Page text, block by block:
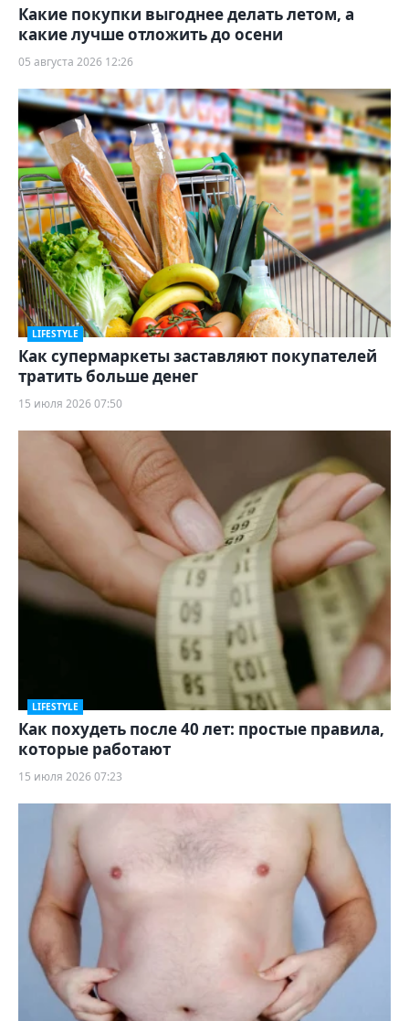
Какие покупки выгоднее делать летом, а
какие лучше отложить до осени
05 августа 2026 12:26
LIFESTYLE
Как супермаркеты заставляют покупателей
тратить больше денег
15 июля 2026 07:50
LIFESTYLE
Как похудеть после 40 лет: простые правила,
которые работают
15 июля 2026 07:23